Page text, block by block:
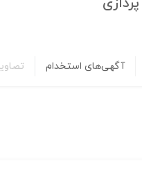
آگهی‌های استخدام